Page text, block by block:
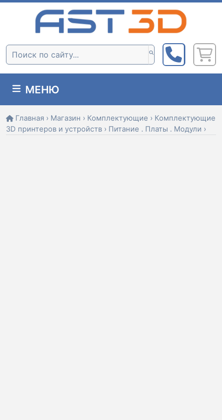
Skip
Поиск:
МЕНЮ
Главная › Магазин › Комплектующие › Комплектующие
3D принтеров и устройств › Питание . Платы . Модули ›